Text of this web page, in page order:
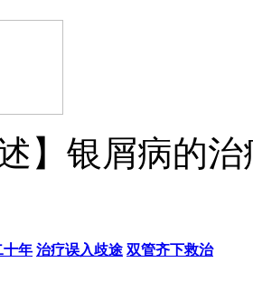
述】银屑病的
十年 治疗误入歧途 双管齐下救治